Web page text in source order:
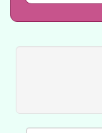
國
年
業
本
科
A3
「